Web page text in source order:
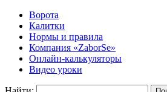
Ворота
Калитки
Нормы и правила
Компания «ZaborSe»
Онлайн-калькуляторы
Видео уроки